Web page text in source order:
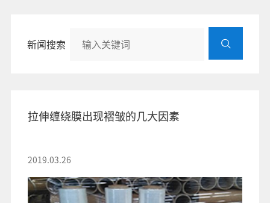
新闻搜索
拉伸缠绕膜出现褶皱的几大因素
2019.03.26